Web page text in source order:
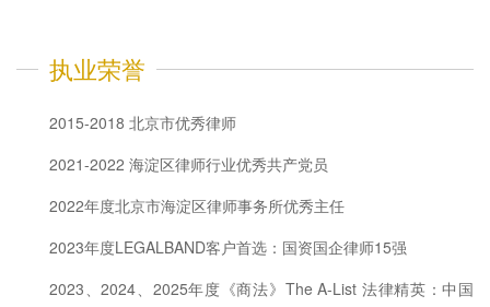
执业荣誉
2015-2018 北京市优秀律师
2021-2022 海淀区律师行业优秀共产党员
2022年度北京市海淀区律师事务所优秀主任
2023年度LEGALBAND客户首选：国资国企律师15强
2023、2024、2025年度《商法》The A-List 法律精英：中国